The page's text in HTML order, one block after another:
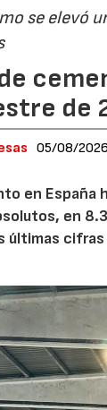
se elevó
de
05/08/2026
en España
en
últimas